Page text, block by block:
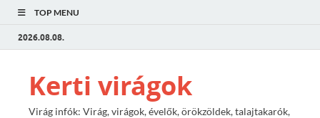
TOP MENU
2026.08.08.
Kerti virágok
Virág infók: Virág, virágok, évelők, örökzöldek, talajtakarók,